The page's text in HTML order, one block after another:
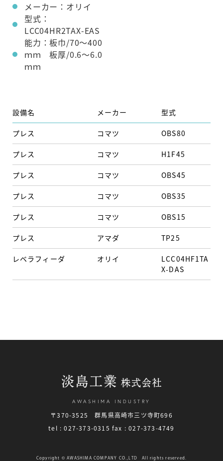
メーカー：オリイ
型式：
LCC04HR2TAX-EAS
能力：板巾/70～400
ｍｍ 板厚/0.6～6.0
ｍｍ
設備名 メーカー 型式
プレス コマツ OBS80
プレス コマツ H1F45
プレス コマツ OBS45
プレス コマツ OBS35
プレス コマツ OBS15
プレス アマダ TP25
レベラフィーダ オリイ
LCC04HF1TA
X-DAS
AWASHIMA INDUSTRY
〒370-3525 群馬県高崎市三ツ寺町696
tel : 027-373-0315 fax : 027-373-4749
Copyright © AWASHIMA COMPANY CO.,LTD All rights reserved.